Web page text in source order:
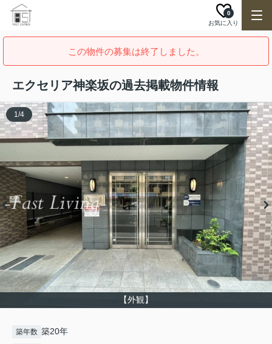
お気に入り
0
この物件の募集は終了しました。
エクセリア神楽坂の過去掲載物件情報
【外観】
1/4
築年数 築20年